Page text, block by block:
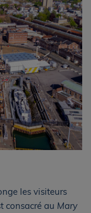
les visiteurs
consacré au Mary